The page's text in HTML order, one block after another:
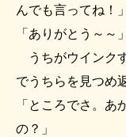
んでも言ってね！」
「ありがとう～～」
うちがウインク
でうちらを見つめ
「ところでさ。あ
の？」